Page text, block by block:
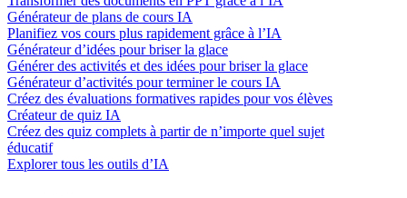
Générateur de plans de cours IA
Planifiez vos cours plus rapidement grâce à l’IA
Générateur d’idées pour briser la glace
Générer des activités et des idées pour briser la glace
Générateur d’activités pour terminer le cours IA
Créez des évaluations formatives rapides pour vos élèves
Créateur de quiz IA
Créez des quiz complets à partir de n’importe quel sujet
éducatif
Explorer tous les outils d’IA